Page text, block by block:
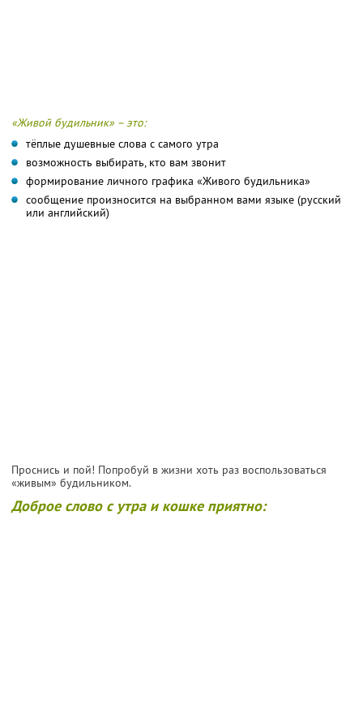
«Живой будильник» – это:
тёплые душевные слова с самого утра
возможность выбирать, кто вам звонит
формирование личного графика «Живого будильника»
сообщение произносится на выбранном вами языке (русский
или английский)
Проснись и пой! Попробуй в жизни хоть раз воспользоваться
«живым» будильником.
Доброе слово с утра и кошке приятно: